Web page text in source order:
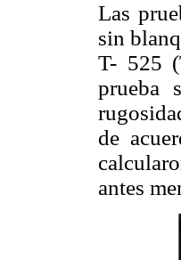
Las
sin
T- 525
prueba
de
antes